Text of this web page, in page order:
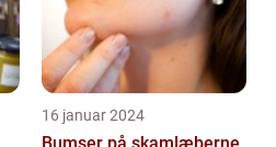
16 januar 2024